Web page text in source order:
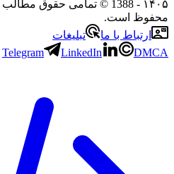
۱۴۰۵
- 1388 © تمامی حقوق
محفوظ است.
ارتباط با ما
تبلیغات
Telegram
LinkedIn DMCA